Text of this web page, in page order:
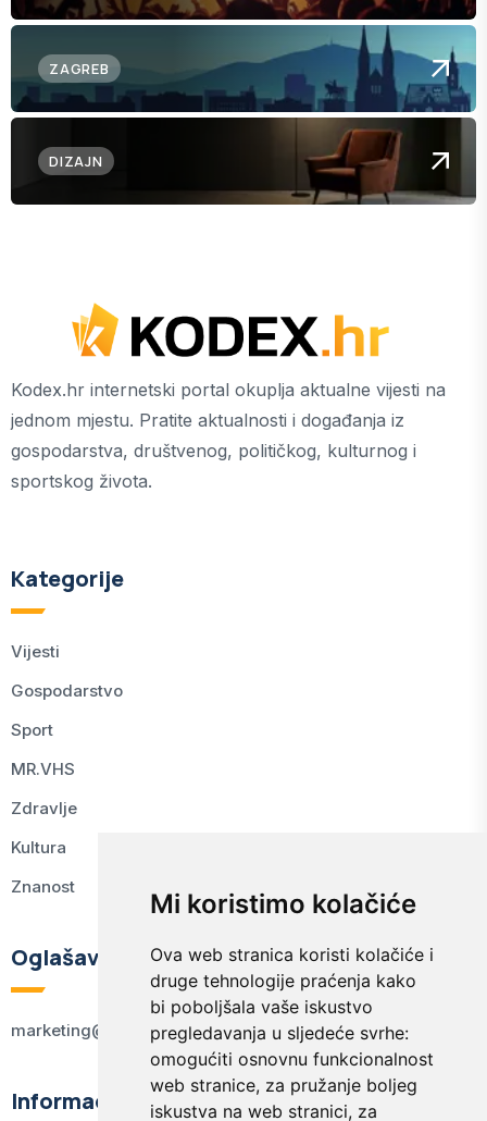
Mi koristimo kolačiće
Ova web stranica koristi kolačiće i
druge tehnologije praćenja kako
bi poboljšala vaše iskustvo
pregledavanja u sljedeće svrhe:
omogućiti osnovnu funkcionalnost
web stranice, za pružanje boljeg
iskustva na web stranici, za
ZAGREB
DIZAJN
Kodex.hr internetski portal okuplja aktualne vijesti na
jednom mjestu. Pratite aktualnosti i događanja iz
gospodarstva, društvenog, političkog, kulturnog i
sportskog života.
Kategorije
Vijesti
Gospodarstvo
Sport
MR.VHS
Zdravlje
Kultura
Znanost
Oglašavanje
marketing@kodex.hr
Informacije